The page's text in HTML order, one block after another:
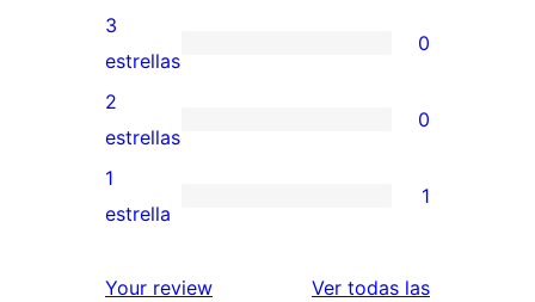
5
estrellas
valoraciones
de
4
estrellas
0
valoraciones
de
3
estrellas
3
estrellas
0
0
valoraciones
de
estrellas
2
estrellas
0
1
de
1
estrella
1
Your review Ver todas lasreseñas